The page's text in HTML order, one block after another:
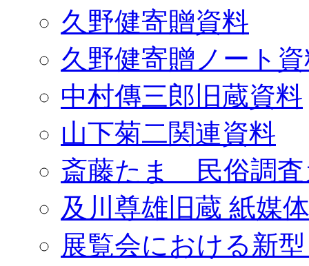
久野健寄贈資料
久野健寄贈ノート
中村傳三郎旧蔵資料
山下菊二関連資料
斎藤たま 民俗調査
及川尊雄旧蔵 紙媒
展覧会における新